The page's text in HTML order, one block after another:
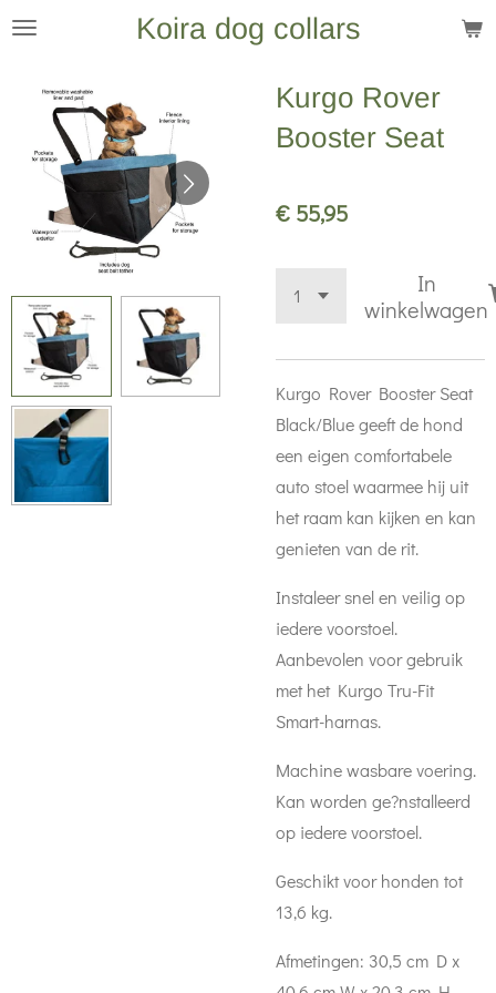
Ga
naar
hoofdinhoud
Koira dog collars
Kurgo Rover
Booster Seat
€ 55,95
In
winkelwagen
Kurgo Rover Booster Seat
Black/Blue geeft de hond
een eigen comfortabele
auto stoel waarmee hij uit
het raam kan kijken en kan
genieten van de rit.
Instaleer snel en veilig op
iedere voorstoel.
Aanbevolen voor gebruik
met het Kurgo Tru-Fit
Smart-harnas.
Machine wasbare voering.
Kan worden ge?nstalleerd
op iedere voorstoel.
Geschikt voor honden tot
13,6 kg.
Afmetingen: 30,5 cm D x